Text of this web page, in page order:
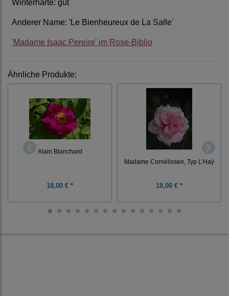
Winterhärte: gut
Anderer Name: 'Le Bienheureux de La Salle'
'Madame Isaac Pereire' im Rose-Biblio
Ähnliche Produkte:
Alain Blanchard
18,00 € *
Madame Cornélissen, Typ L'Haÿ
18,00 € *